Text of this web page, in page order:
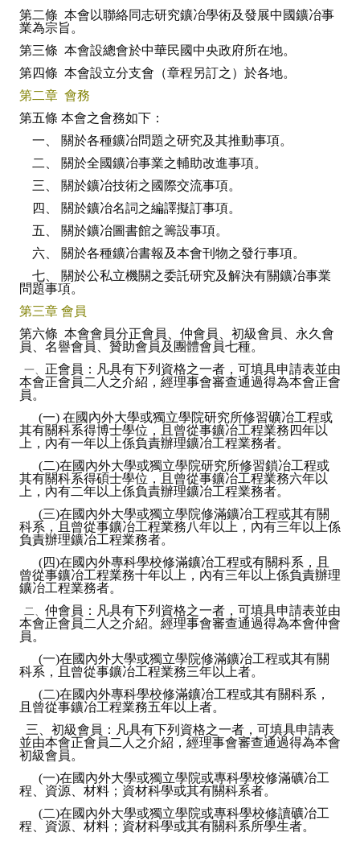
Employee
Regulation
Rules
Member representative election method
Medal committee brief
Student reward application method
Lu Shandong Scholarship Selection Method
Call for Mining Metallurgy
AWARDS
Lu ShanDong
Lu Shandong Scholarship
Winners of thesis awards over the years
HONOR
The Association won the "A Class Award" for the 104-year national
The former President Zhu of the Association won the 30th National
The Mining and Metallurgy Quarterly was awarded the Golden
Technology Winners
Winner Introduction
Zhan's thesis award and the winner of the Chinese Trade Union paper
Annual Security Medal Winner
Junior College Student Award Winners
Lu Shandong Scholarship Winner
PUBLICATIONS
Mining & Metallurgy
第二條 本會以聯絡同志研究鑛冶學術及發展中國鑛冶事
業為宗旨。
第三條 本會設總會於中華民國中央政府所在地。
第四條 本會設立分支會（章程另訂之）於各地。
第二章 會務
第五條 本會之會務如下：
一、 關於各種鑛冶問題之研究及其推動事項。
二、 關於全國鑛冶事業之輔助改進事項。
三、 關於鑛冶技術之國際交流事項。
四、 關於鑛冶名詞之編譯擬訂事項。
五、 關於鑛冶圖書館之籌設事項。
六、 關於各種鑛冶書報及本會刊物之發行事項。
七、 關於公私立機關之委託研究及解決有關鑛冶事業
問題事項。
第三章 會員
第六條 本會會員分正會員、仲會員、初級會員、永久會
員、名譽會員、贊助會員及團體會員七種。
一、 正會員：凡具有下列資格之一者，可填具申請表並由
本會正會員二人之介紹，經理事會審查通過得為本會正會
員。
(一) 在國內外大學或獨立學院研究所修習礦冶工程或
其有關科系得博士學位，且曾從事鑛冶工程業務四年以
上，內有一年以上係負責辦理鑛冶工程業務者。
(二)在國內外大學或獨立學院研究所修習鎖冶工程或
其有關科系得碩士學位，且曾從事鑛冶工程業務六年以
上，內有二年以上係負責辦理鑛冶工程業務者。
(三)在國內外大學或獨立學院修滿鑛冶工程或其有關
科系，且曾從事鑛冶工程業務八年以上，內有三年以上係
負責辦理鑛冶工程業務者。
(四)在國內外專科學校修滿鑛冶工程或有關科系，且
曾從事鑛冶工程業務十年以上，內有三年以上係負責辦理
鑛冶工程業務者。
二、 仲會員：凡具有下列資格之一者，可填具申請表並由
本會正會員二人之介紹。經理事會審查通過得為本會仲會
員。
(一)在國內外大學或獨立學院修滿鑛冶工程或其有關
科系，且曾從事鑛冶工程業務三年以上者。
(二)在國內外專科學校修滿鑛冶工程或其有關科系，
且曾從事鑛冶工程業務五年以上者。
三、初級會員：凡具有下列資格之一者，可填具申請表
並由本會正會員二人之介紹，經理事會審查通過得為本會
初級會員。
(一)在國內外大學或獨立學院或專科學校修滿礦冶工
程、資源、材料；資材科學或其有關科系者。
(二)在國內外大學或獨立學院或專科學校修讀礦冶工
程、資源、材料；資材科學或其有關科系所學生者。